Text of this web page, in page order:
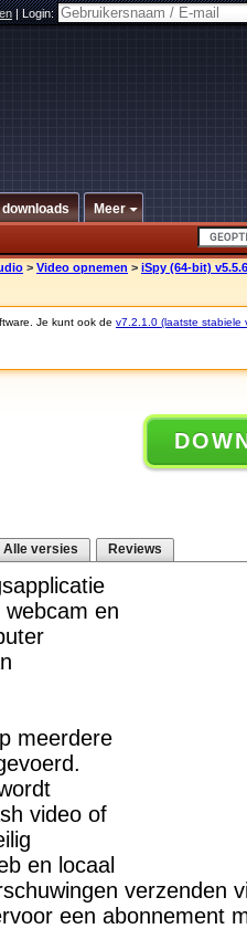
|Login:
downloads Meer
> Video opnemen > iSpy (64-bit)
Je kunt ook de v7.2.1.0 (laatste stabiele
Alle versies Reviews
en
meerdere
video of
en locaal
verzenden
een abonnement